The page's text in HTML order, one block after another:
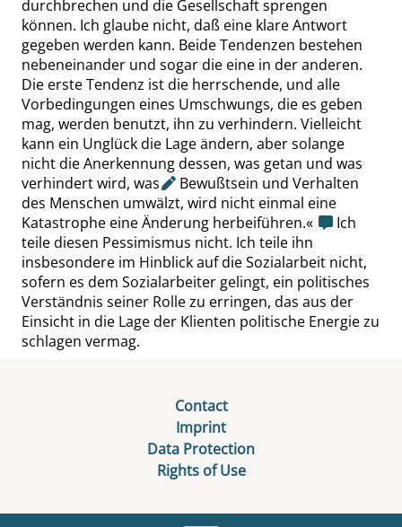
durchbrechen und die Gesellschaft sprengen
können. Ich glaube nicht, daß eine klare Antwort
gegeben werden kann. Beide Tendenzen bestehen
nebeneinander und sogar die eine in der anderen.
Die erste Tendenz ist die herrschende, und alle
Vorbedingungen eines Umschwungs, die es geben
mag, werden benutzt, ihn zu verhindern. Vielleicht
kann ein Unglück die Lage ändern, aber solange
nicht die Anerkennung dessen, was getan und was
verhindert wird, was
Bewußtsein und Verhalten
des Menschen umwälzt, wird nicht einmal eine
Katastrophe eine Änderung herbeiführen.«
Ich
teile diesen Pessimismus nicht. Ich teile ihn
insbesondere im Hinblick auf die Sozialarbeit nicht,
sofern es dem Sozialarbeiter gelingt, ein politisches
Verständnis seiner Rolle zu erringen, das aus der
Einsicht in die Lage der Klienten politische Energie zu
schlagen vermag.
Contact
Imprint
Data Protection
Rights of Use